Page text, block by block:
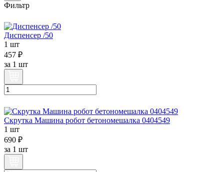
Фильтр
Диспенсер /50
1 шт
457 ₽
за 1 шт
Скрутка Машина робот бетономешалка 0404549
1 шт
690 ₽
за 1 шт